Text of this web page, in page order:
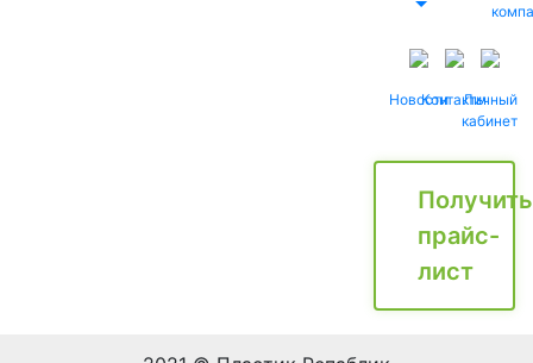
НовостиКонтактыЛичный
кабинет
Получить
прайс-
лист